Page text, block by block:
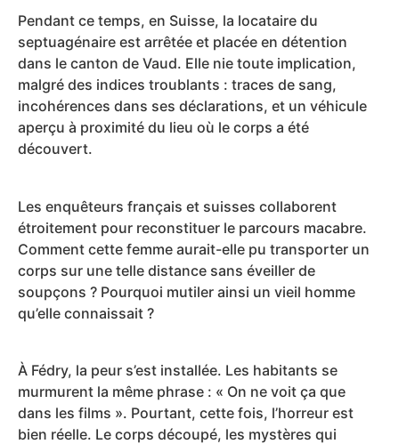
Pendant ce temps, en Suisse, la locataire du
septuagénaire est arrêtée et placée en détention
dans le canton de Vaud. Elle nie toute implication,
malgré des indices troublants : traces de sang,
incohérences dans ses déclarations, et un véhicule
aperçu à proximité du lieu où le corps a été
découvert.
Les enquêteurs français et suisses collaborent
étroitement pour reconstituer le parcours macabre.
Comment cette femme aurait-elle pu transporter un
corps sur une telle distance sans éveiller de
soupçons ? Pourquoi mutiler ainsi un vieil homme
qu’elle connaissait ?
À Fédry, la peur s’est installée. Les habitants se
murmurent la même phrase : « On ne voit ça que
dans les films ». Pourtant, cette fois, l’horreur est
bien réelle. Le corps découpé, les mystères qui